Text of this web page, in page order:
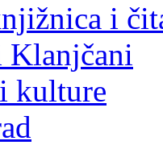
i
Klanjčani
kulture